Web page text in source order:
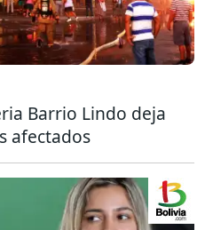
Barrio Lindo deja
afectados